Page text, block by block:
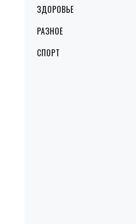
ЗДОРОВЬЕ
РАЗНОЕ
СПОРТ